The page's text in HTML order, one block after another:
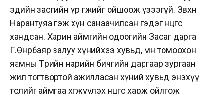
эдийн засгийн үр өгөөжийг ойшоож үзээгүй. Зөвхөн
Нарантуяа гэж хүн санаачилсан гэдэг өнцгөөс
хандсан. Харин аймгийн одоогийн Засаг дарга
Г.Өнөрбаяр залуу хүнийхээ хувьд, мөн томоохон
яамны Төрийн нарийн бичгийн даргаар зургаан
жил тогтвортой ажилласан хүний хувьд энэхүү
төслийг аймгаа хөгжүүлэх өнцгөөс харж ойлгож